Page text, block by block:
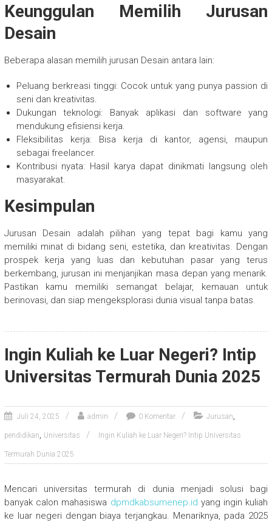
Keunggulan Memilih Jurusan
Desain
Beberapa alasan memilih jurusan Desain antara lain:
Peluang berkreasi tinggi: Cocok untuk yang punya passion di
seni dan kreativitas.
Dukungan teknologi: Banyak aplikasi dan software yang
mendukung efisiensi kerja.
Fleksibilitas kerja: Bisa kerja di kantor, agensi, maupun
sebagai freelancer.
Kontribusi nyata: Hasil karya dapat dinikmati langsung oleh
masyarakat.
Kesimpulan
Jurusan Desain adalah pilihan yang tepat bagi kamu yang
memiliki minat di bidang seni, estetika, dan kreativitas. Dengan
prospek kerja yang luas dan kebutuhan pasar yang terus
berkembang, jurusan ini menjanjikan masa depan yang menarik.
Pastikan kamu memiliki semangat belajar, kemauan untuk
berinovasi, dan siap mengeksplorasi dunia visual tanpa batas.
Ingin Kuliah ke Luar Negeri? Intip
Universitas Termurah Dunia 2025
Juli 24, 2025 admin 0 Komentar Jurusan,
pendidikan, Universitas Ingin Kuliah ke Luar Negeri? Intip Universitas
Termurah Dunia 2025
Mencari universitas termurah di dunia menjadi solusi bagi
banyak calon mahasiswa dpmdkabsumenep.id yang ingin kuliah
ke luar negeri dengan biaya terjangkau. Menariknya, pada 2025